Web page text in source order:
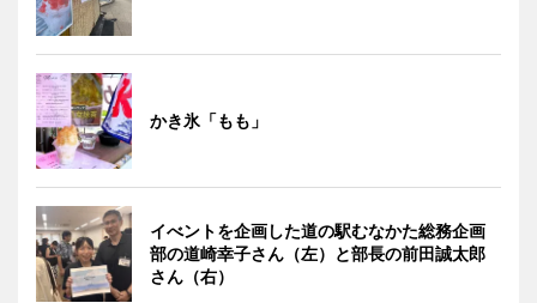
かき氷「もも」
イべントを企画した道の駅むなかた総務企画
部の道崎幸子さん（左）と部長の前田誠太郎
さん（右）